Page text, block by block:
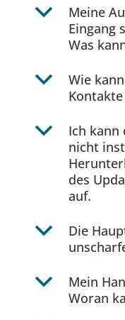
b
Meine
Eingang
Was
b
Wie
b
Ich kann
nicht
des
auf.
b
Die
b
Mein
Woran